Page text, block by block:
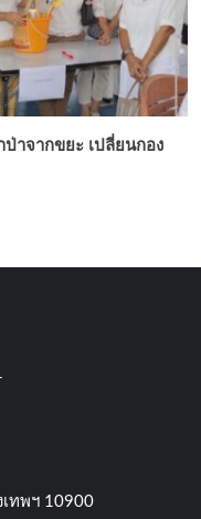
าจากขยะ เปลี่ยนกอง
ทพฯ 10900